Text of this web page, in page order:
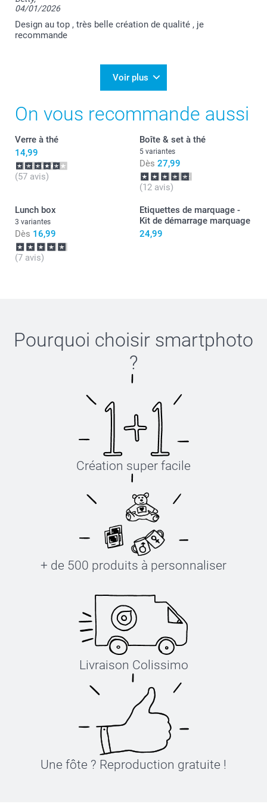
04/01/2026
Design au top , très belle création de qualité , je
recommande
Voir plus
On vous recommande aussi
Verre à thé
14,99
(57 avis)
Boîte & set à thé
5 variantes
Dès 27,99
(12 avis)
Lunch box
3 variantes
Dès 16,99
(7 avis)
Etiquettes de marquage -
Kit de démarrage marquage
24,99
Pourquoi choisir smartphoto
?
Création super facile
+ de 500 produits à personnaliser
Livraison Colissimo
Une fôte ? Reproduction gratuite !